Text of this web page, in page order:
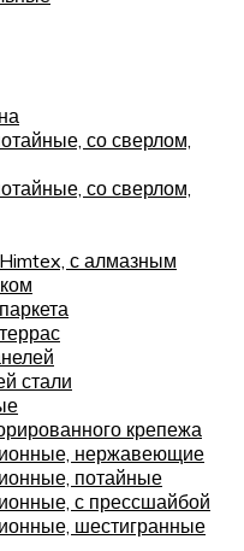
со сверлом,
со сверлом,
с алмазным
стали
крепежа
нержавеющие
потайные
с прессшайбой
шестигранные